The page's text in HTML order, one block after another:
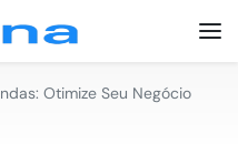
Otimize Seu Negócio